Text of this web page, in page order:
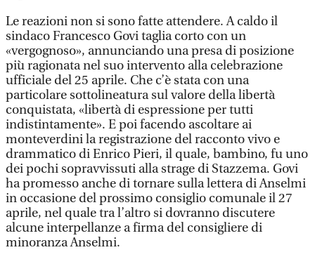
Le reazioni non si sono fatte attendere. A caldo il
sindaco Francesco Govi taglia corto con un
«vergognoso», annunciando una presa di posizione
più ragionata nel suo intervento alla celebrazione
ufficiale del 25 aprile. Che c’è stata con una
particolare sottolineatura sul valore della libertà
conquistata, «libertà di espressione per tutti
indistintamente». E poi facendo ascoltare ai
monteverdini la registrazione del racconto vivo e
drammatico di Enrico Pieri, il quale, bambino, fu uno
dei pochi sopravvissuti alla strage di Stazzema. Govi
ha promesso anche di tornare sulla lettera di Anselmi
in occasione del prossimo consiglio comunale il 27
aprile, nel quale tra l’altro si dovranno discutere
alcune interpellanze a firma del consigliere di
minoranza Anselmi.